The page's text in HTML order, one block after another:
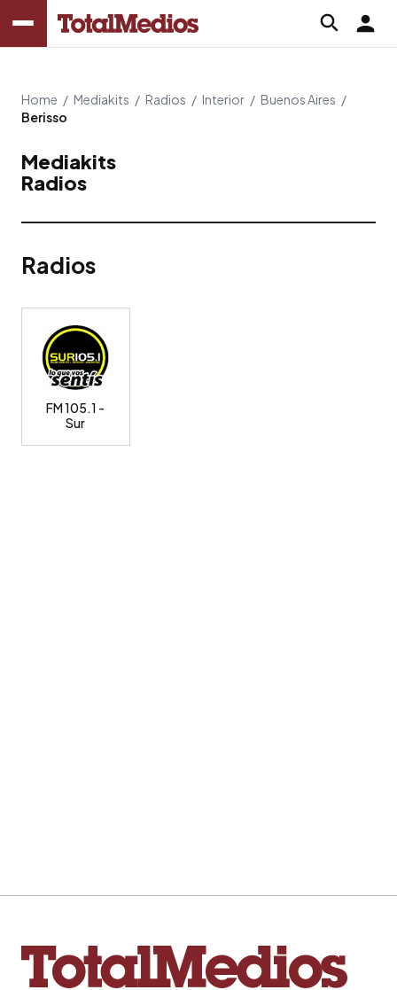
Home / Mediakits / Radios / Interior / Buenos Aires /
Berisso
Mediakits
Radios
Radios
FM 105.1 -
Sur